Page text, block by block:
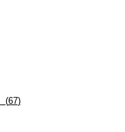
(67)